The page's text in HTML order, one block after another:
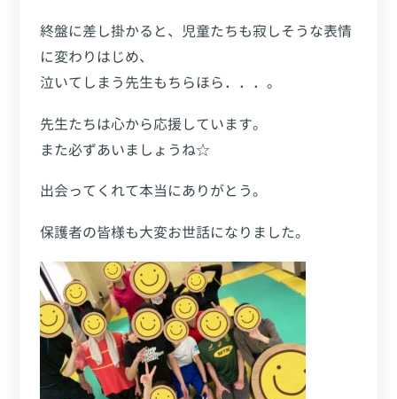
終盤に差し掛かると、児童たちも寂しそうな表情
に変わりはじめ、
泣いてしまう先生もちらほら．．．。
先生たちは心から応援しています。
また必ずあいましょうね☆
出会ってくれて本当にありがとう。
保護者の皆様も大変お世話になりました。